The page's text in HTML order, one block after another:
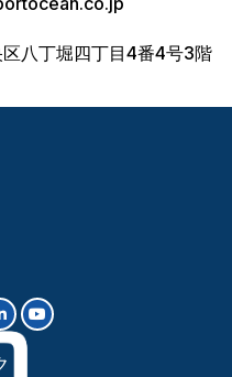
八丁堀四丁目4番4号3階